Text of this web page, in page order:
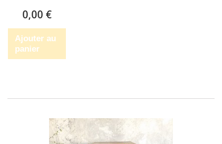
0,00 €
Ajouter au
panier